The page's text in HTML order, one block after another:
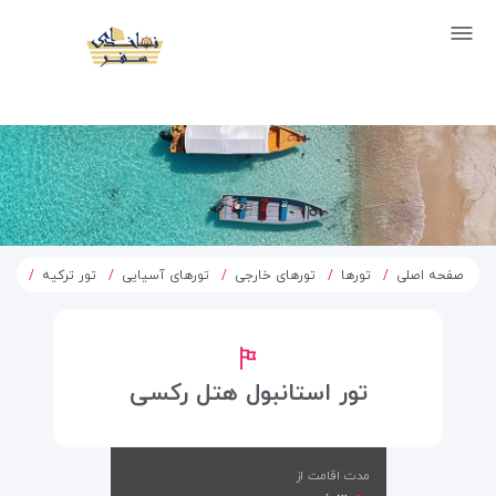
صفحه اصلی تورها تورهای خارجی تورهای آسیایی تور ترکیه
تور استانبول هتل رکسی
مدت اقامت از